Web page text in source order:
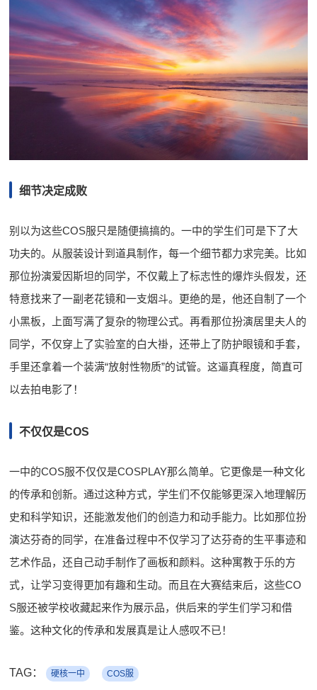
细节决定成败
别以为这些COS服只是随便搞搞的。一中的学生们可是下了大
功夫的。从服装设计到道具制作，每一个细节都力求完美。比如
那位扮演爱因斯坦的同学，不仅戴上了标志性的爆炸头假发，还
特意找来了一副老花镜和一支烟斗。更绝的是，他还自制了一个
小黑板，上面写满了复杂的物理公式。再看那位扮演居里夫人的
同学，不仅穿上了实验室的白大褂，还带上了防护眼镜和手套，
手里还拿着一个装满“放射性物质”的试管。这逼真程度，简直可
以去拍电影了！
不仅仅是COS
一中的COS服不仅仅是COSPLAY那么简单。它更像是一种文化
的传承和创新。通过这种方式，学生们不仅能够更深入地理解历
史和科学知识，还能激发他们的创造力和动手能力。比如那位扮
演达芬奇的同学，在准备过程中不仅学习了达芬奇的生平事迹和
艺术作品，还自己动手制作了画板和颜料。这种寓教于乐的方
式，让学习变得更加有趣和生动。而且在大赛结束后，这些CO
S服还被学校收藏起来作为展示品，供后来的学生们学习和借
鉴。这种文化的传承和发展真是让人感叹不已！
TAG： 硬核一中 COS服